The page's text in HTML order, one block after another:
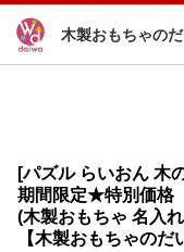
木製おもちゃの
[パズル らいおん 木
期間限定★特別価格
(木製おもちゃ 名入
【木製おもちゃのだ